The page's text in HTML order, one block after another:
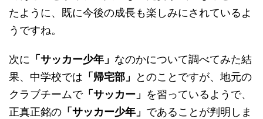
たように、既に今後の成長も楽しみにされているよ
うですね。
次に 「サッカー少年」 なのかについて調べてみた結
果、中学校では 「帰宅部」
とのことですが、地元の
クラブチームで「サッカー」 を習っているようで、
正真正銘の 「サッカー少年」 であることが判明しま